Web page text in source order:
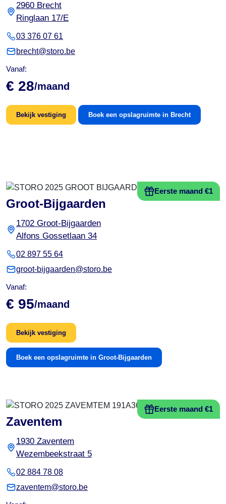
2960 Brecht
Ringlaan 17/E
03 376 07 61
brecht@storo.be
Vanaf:
€ 28/maand
Bekijk vestiging Boek een opslagruimte in Brecht
Eerste maand €1
Groot-Bijgaarden
1702 Groot-Bijgaarden
Alfons Gossetlaan 34
02 897 55 64
groot-bijgaarden@storo.be
Vanaf:
€ 95/maand
Bekijk vestiging
Boek een opslagruimte in Groot-Bijgaarden
Eerste maand €1
Zaventem
1930 Zaventem
Wezembeekstraat 5
02 884 78 08
zaventem@storo.be